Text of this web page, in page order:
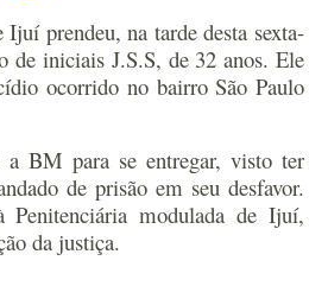
prendeu, na tarde desta sexta-
de iniciais J.S.S, de 32 anos. Ele
ocorrido no bairro São Paulo
a BM para se entregar, visto ter
de prisão em seu desfavor.
modulada de Ijuí,
da justiça.